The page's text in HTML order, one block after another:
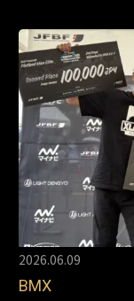
2026.06.09
BMX